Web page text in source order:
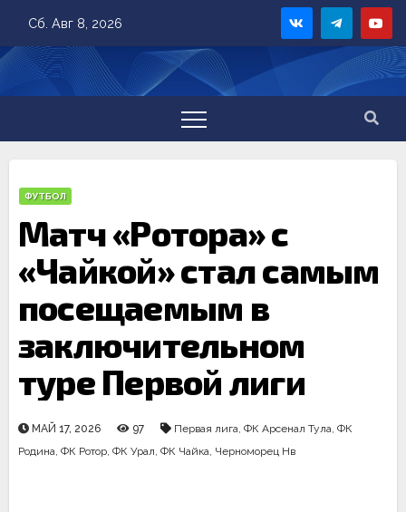
content
Сб. Авг 8, 2026
ФУТБОЛ
Матч «Ротора» с
«Чайкой» стал самым
посещаемым в
заключительном
туре Первой лиги
МАЙ 17, 2026 97 Первая лига, ФК Арсенал Тула, ФК
Родина, ФК Ротор, ФК Урал, ФК Чайка, Черноморец Нв